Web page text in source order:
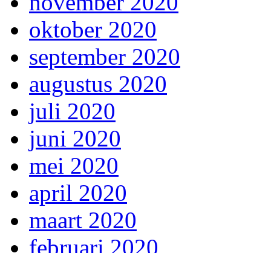
oktober 2020
september 2020
augustus 2020
juli 2020
juni 2020
mei 2020
april 2020
maart 2020
februari 2020